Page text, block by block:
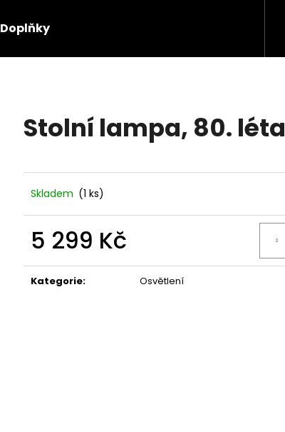
Doplňky
Stolní lampa, 80. léta
Skladem (1 ks)
5 299 Kč
cena:
Kategorie: Osvětlení
HLEDAT